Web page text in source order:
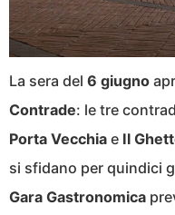
La sera del 6 giugno
Contrade: le tre
Porta Vecchia e Il
si sfidano per quindici
Gara Gastronomica